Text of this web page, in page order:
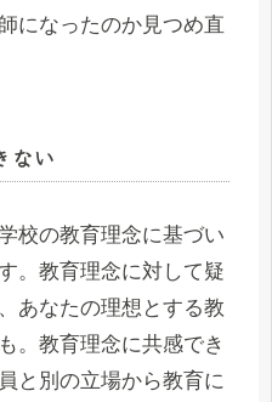
になったのか見つめ直
ない
校の教育理念に基づい
。教育理念に対して疑
あなたの理想とする教
。教育理念に共感でき
と別の立場から教育に